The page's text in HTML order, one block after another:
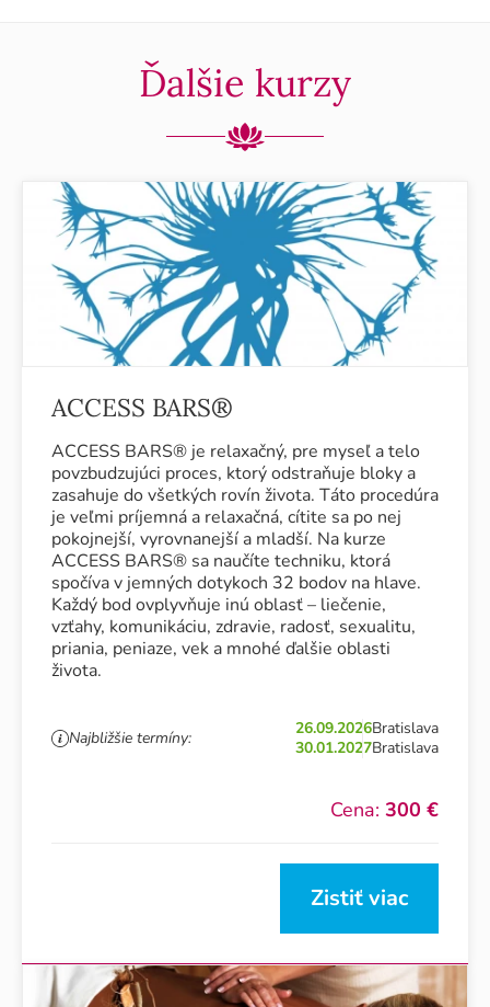
Ďalšie kurzy
ACCESS BARS®
ACCESS BARS® je relaxačný, pre myseľ a telo
povzbudzujúci proces, ktorý odstraňuje bloky a
zasahuje do všetkých rovín života. Táto procedúra
je veľmi príjemná a relaxačná, cítite sa po nej
pokojnejší, vyrovnanejší a mladší. Na kurze
ACCESS BARS® sa naučíte techniku, ktorá
spočíva v jemných dotykoch 32 bodov na hlave.
Každý bod ovplyvňuje inú oblasť – liečenie,
vzťahy, komunikáciu, zdravie, radosť, sexualitu,
priania, peniaze, vek a mnohé ďalšie oblasti
života.
Najbližšie termíny: 26.09.2026Bratislava
30.01.2027Bratislava
Cena: 300 €
Zistiť viac